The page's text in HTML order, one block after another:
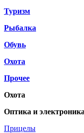
Туризм
Рыбалка
Обувь
Охота
Прочее
Охота
Оптика и электроника
Прицелы